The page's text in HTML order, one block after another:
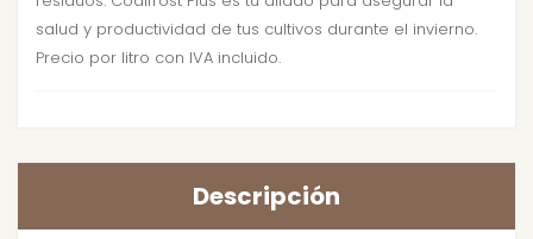
salud y productividad de tus cultivos durante el invierno.
Precio por litro con IVA incluido.
Descripción